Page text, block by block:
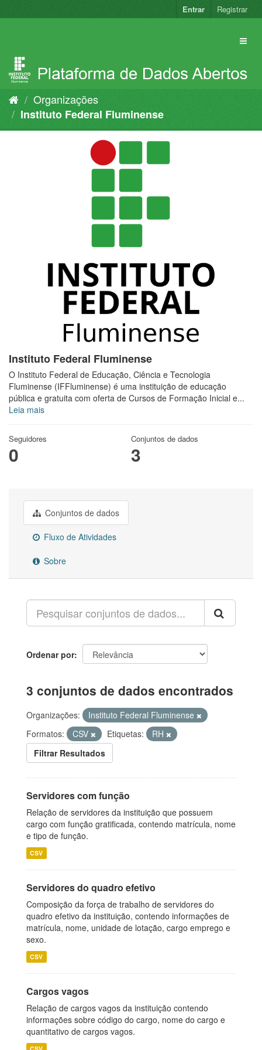
para
Entrar Registrar
Organizações
Instituto Federal Fluminense
Instituto Federal Fluminense
O Instituto Federal de Educação, Ciência e Tecnologia
Fluminense (IFFluminense) é uma instituição de educação
pública e gratuita com oferta de Cursos de Formação Inicial e...
Leia mais
Seguidores
0
Conjuntos de dados
3
Conjuntos de dados
Fluxo de Atividades
Sobre
Ordenar por
3 conjuntos de dados encontrados
Organizações:
Instituto Federal Fluminense
Formatos:
CSV Etiquetas:
RH
Filtrar Resultados
Servidores com função
Relação de servidores da instituição que possuem
cargo com função gratificada, contendo matrícula, nome
e tipo de função.
CSV
Servidores do quadro efetivo
Composição da força de trabalho de servidores do
quadro efetivo da instituição, contendo informações de
matrícula, nome, unidade de lotação, cargo emprego e
sexo.
CSV
Cargos vagos
Relação de cargos vagos da instituição contendo
informações sobre código do cargo, nome do cargo e
quantitativo de cargos vagos.